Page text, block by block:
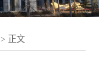
> 正文